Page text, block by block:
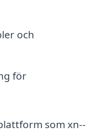
och
för
som xn--